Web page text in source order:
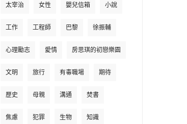
太宰治 女性 嬰兒信箱 小說
工作 工程師 巴黎 徐振輔
心理勵志 愛情 房思琪的初戀樂園
文明 旅行 有毒職場 期待
歷史 母親 溝通 焚書
焦慮 犯罪 生物 知識